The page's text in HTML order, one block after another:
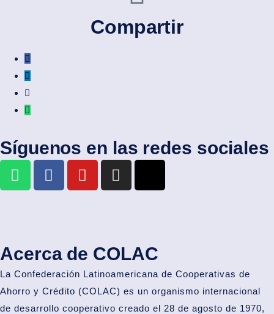
Compartir
Síguenos en las redes sociales
Acerca de COLAC
La Confederación Latinoamericana de Cooperativas de
Ahorro y Crédito (COLAC) es un organismo internacional
de desarrollo cooperativo creado el 28 de agosto de 1970,